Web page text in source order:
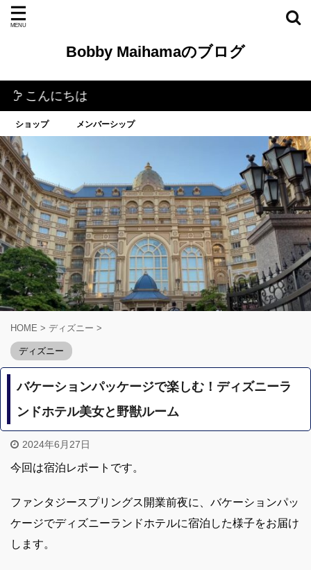
Bobby Maihamaのブログ
ちは
ショップ メンバーシップ
HOME > ディズニー >
ディズニー
バケーションパッケージで楽しむ！ディズニーラ
ンドホテル美女と野獣ルーム
2024年6月27日
今回は宿泊レポートです。
ファンタジースプリングス開業前夜に、バケーションパッ
ケージでディズニーランドホテルに宿泊した様子をお届け
します。